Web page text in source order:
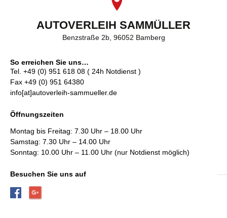
AUTOVERLEIH SAMMÜLLER
Benzstraße 2b, 96052 Bamberg
So erreichen Sie uns…
Tel. +49 (0) 951 618 08 ( 24h Notdienst )
Fax +49 (0) 951 64380
info[at]autoverleih-sammueller.de
Öffnungszeiten
Montag bis Freitag: 7.30 Uhr – 18.00 Uhr
Samstag: 7.30 Uhr – 14.00 Uhr
Sonntag: 10.00 Uhr – 11.00 Uhr (nur Notdienst möglich)
Besuchen Sie uns auf